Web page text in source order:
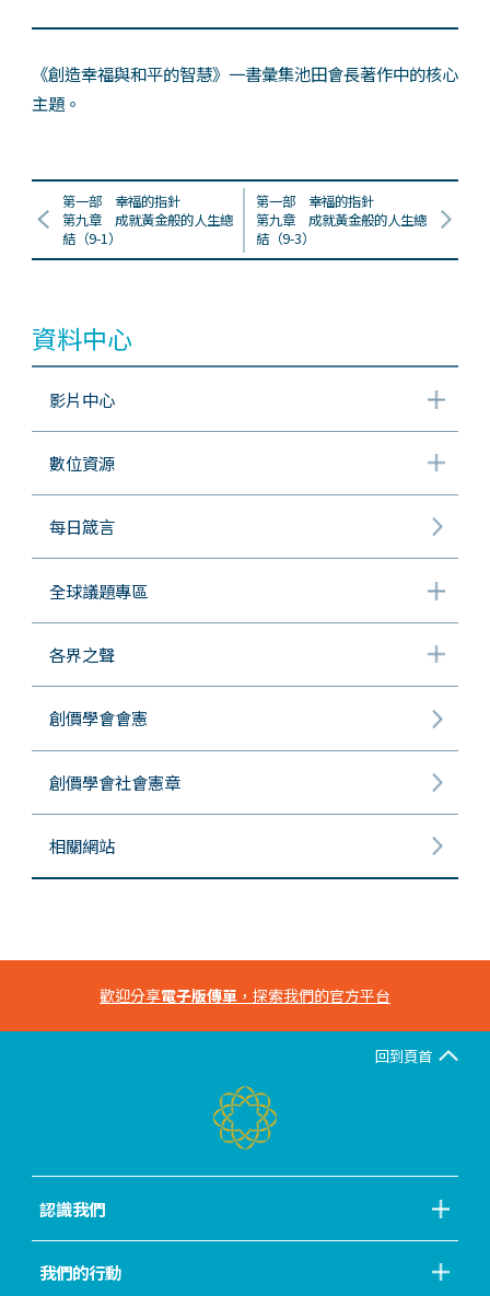
《創造幸福與和平的智慧》一書彙集池田會長著作中的核心
主題。
第一部 幸福的指針
第九章 成就黃金般的人生總
結（9-1）
第一部 幸福的指針
第九章 成就黃金般的人生總
結（9-3）
資料中心
影片中心
數位資源
每日箴言
全球議題專區
各界之聲
創價學會會憲
創價學會社會憲章
相關網站
歡迎分享電子版傳單 ，探索我們的官方平台
回到頁首
認識我們
我們的行動